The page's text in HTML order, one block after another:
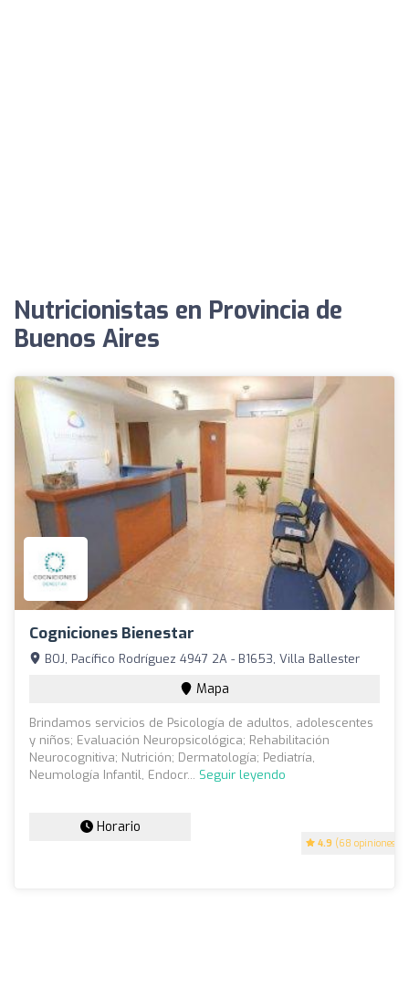
Nutricionistas en Provincia de
Buenos Aires
Cogniciones Bienestar
4.9 (68 opiniones)
BOJ, Pacífico Rodríguez 4947 2A - B1653, Villa Ballester
Mapa
Brindamos servicios de Psicología de adultos, adolescentes
y niños; Evaluación Neuropsicológica; Rehabilitación
Neurocognitiva; Nutrición; Dermatología; Pediatría,
Neumología Infantil, Endocr... Seguir leyendo
Horario